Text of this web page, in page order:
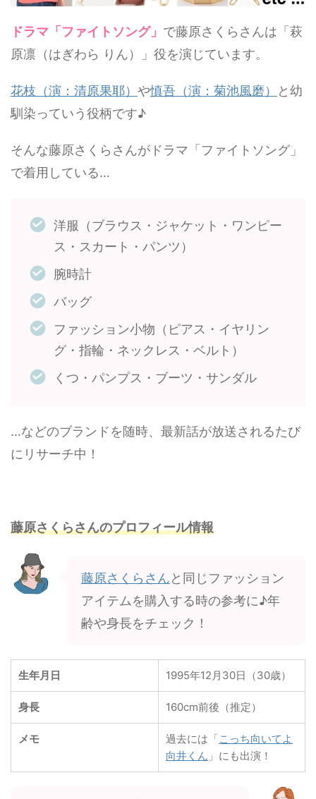
ドラマ「ファイトソング」 で藤原さくらさんは「萩
原凛（はぎわら りん）」役を演じています。
花枝（演：清原果耶） や慎吾（演：菊池風磨）
と幼
馴染っていう役柄です♪
そんな藤原さくらさんがドラマ「ファイトソング」
で着用している…
洋服（ブラウス・ジャケット・ワンピー
ス・スカート・パンツ）
腕時計
バッグ
ファッション小物（ピアス・イヤリン
グ・指輪・ネックレス・ベルト）
くつ・パンプス・ブーツ・サンダル
…などのブランドを随時、最新話が放送されるたび
にリサーチ中！
藤原さくらさんのプロフィール情報
藤原さくらさんと同じファッション
アイテムを購入する時の参考に♪年
齢や身長をチェック！
生年月日 1995年12月30日（30歳）
身長 160cm前後（推定）
メモ 過去には「こっち向いてよ
向井くん 」にも出演！